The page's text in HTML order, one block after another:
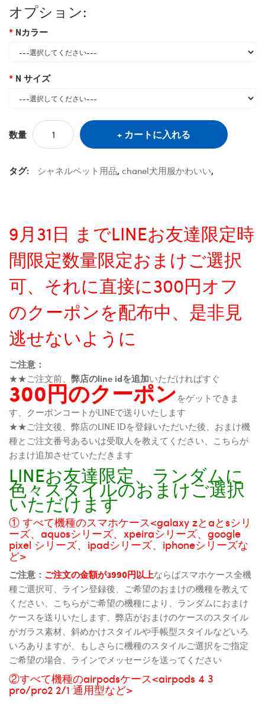
オプション:
Nカラー
N サイズ
数量 カートに入れる
タグ: シャネルペット用品, chanel犬用服かわいい,
9月31日 までLINEお友達限定時
間限定数量限定おまけご選択
可、それに直接に300円オフ
のクーポンを配布中、是非見
逃せないように
ご注意：
★★ご注文前、 弊店のline idを追加いただければすぐ
300円のクーポンをゲットできま
す、クーポンコートがLINEで送りいたします
★★ご注文後、弊店のLINE IDを登録いただいた後、おまけ機
種とご注文番号あるいは受取人を教えてください、こちらが
おまけ追加させていただきます
LINEお友達限定、ランダムに
色々スタイルのおまけご選択
いただけます
① すべて機種のスマホケース<galaxy zとaとsシリ
ーズ、aquosシリーズ、xpeiraシリーズ、google
pixel シリーズ、ipadシリーズ、iphoneシリーズな
ど>
ご注意： ご注文の金額が3990円以上ならばスマホケース全機
種ご選択可、ライン登録後、ご希望のおまけの機種を教えて
ください、こちらがご希望の機種により、ランダムにおまけ
ケースを送りいたします、弊店がおまけのケースのスタイル
がガラス素材、斜めかけスタイルや手帳型スタイルなどいろ
いろありますが、もしさらに機種のスタイルご選択をご指定
ご希望の場合、ラインでメッセージを送ってください
②すべて機種のairpodsケース<airpods 4 3
pro/pro2 2/1 通用型など>